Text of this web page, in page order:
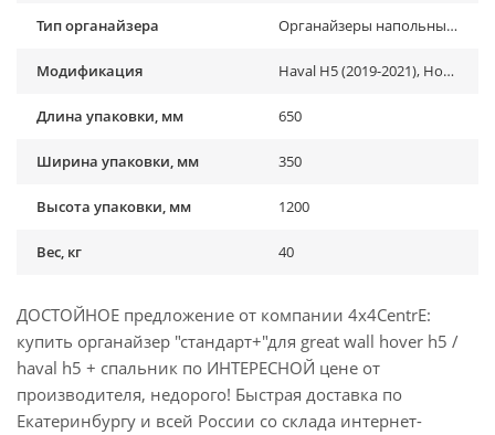
Тип органайзера Органайзеры напольные, Органайзеры-спальники
Модификация Haval H5 (2019-2021), Hover H5 (2010-2013)
Длина упаковки, мм 650
Ширина упаковки, мм 350
Высота упаковки, мм 1200
Вес, кг 40
ДОСТОЙНОЕ предложение от компании 4x4CentrE:
купить органайзер "стандарт+"для great wall hover h5 /
haval h5 + спальник по ИНТЕРЕСНОЙ цене от
производителя, недорого! Быстрая доставка по
Екатеринбургу и всей России со склада интернет-